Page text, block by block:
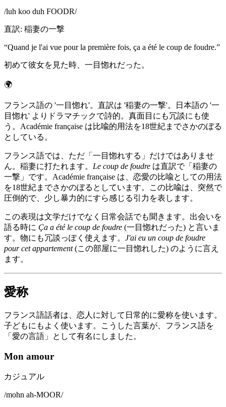
/luh koo duh FOODR/
直訳: 稲妻の一撃
“Quand je l'ai vue pour la première fois, ça a été le coup de foudre.”
初めて彼女を見た時、一目惚れだった。
🌍
フランス語の '一目惚れ'。直訳は '稲妻の一撃'。日本語の '一
目惚れ' よりドラマチックで詩的。真面目にも冗談にも使
う。Académie française は比喩的用法を18世紀までさかのぼる
としている。
フランス語では、ただ「一目惚れする」だけではありませ
ん。稲妻に打たれます。 Le coup de foudre は直訳で「稲妻の
一撃」です。Académie française は、恋愛の比喩としての用法
を18世紀までさかのぼるとしています。この比喩は、突然で
圧倒的で、少し暴力的にすら感じる引力を表します。
この表現は文学だけでなく日常会話でも聞きます。出会いを
語る時に Ça a été le coup de foudre (一目惚れだった) と言いま
す。物にも冗談っぽく使えます。 J'ai eu un coup de foudre
pour cet appartement(この部屋に一目惚れした) のように言え
ます。
愛称
フランス語話者は、恋人に対して日常的に愛称を使います。
子どもにもよく使います。こうした言葉が、フランス語を
「愛の言語」として有名にしました。
Mon amour
カジュアル
/mohn ah-MOOR/